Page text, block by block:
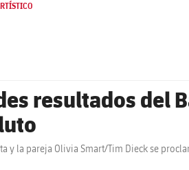
resultados del
y la pareja Olivia Smart/Tim Dieck se